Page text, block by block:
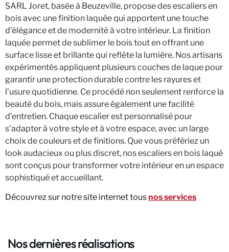
SARL Joret, basée à Beuzeville, propose des escaliers en
bois avec une finition laquée qui apportent une touche
d’élégance et de modernité à votre intérieur. La finition
laquée permet de sublimer le bois tout en offrant une
surface lisse et brillante qui reflète la lumière. Nos artisans
expérimentés appliquent plusieurs couches de laque pour
garantir une protection durable contre les rayures et
l’usure quotidienne. Ce procédé non seulement renforce la
beauté du bois, mais assure également une facilité
d’entretien. Chaque escalier est personnalisé pour
s’adapter à votre style et à votre espace, avec un large
choix de couleurs et de finitions. Que vous préfériez un
look audacieux ou plus discret, nos escaliers en bois laqué
sont conçus pour transformer votre intérieur en un espace
sophistiqué et accueillant.
Découvrez sur notre site internet tousnos services
Nos dernières réalisations